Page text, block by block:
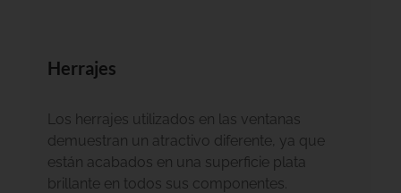
Herrajes
Los herrajes utilizados en las ventanas
demuestran un atractivo diferente, ya que
están acabados en una superficie plata
brillante en todos sus componentes.